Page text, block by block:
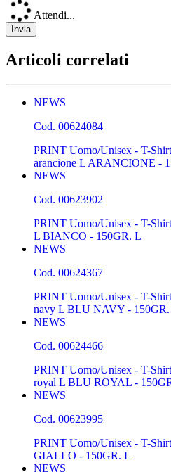
Attendi...
Articoli correlati
NEWS
Cod. 00624084
PRINT Uomo/Unisex - T-
arancione L ARANCIONE -
NEWS
Cod. 00623902
PRINT Uomo/Unisex - T-
L BIANCO - 150GR. L
NEWS
Cod. 00624367
PRINT Uomo/Unisex - T-
navy L BLU NAVY -
NEWS
Cod. 00624466
PRINT Uomo/Unisex - T-
royal L BLU ROYAL -
NEWS
Cod. 00623995
PRINT Uomo/Unisex - T-
GIALLO - 150GR. L
NEWS